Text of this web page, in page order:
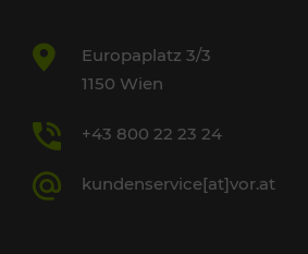
Europaplatz 3/3
1150 Wien
+43 800 22 23 24
kundenservice[at]vor.at